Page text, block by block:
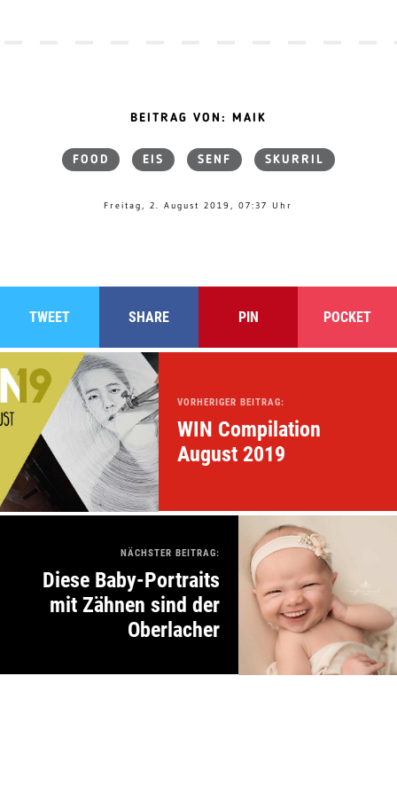
BEITRAG VON: MAIK
FOOD EIS SENF SKURRIL
Freitag, 2. August 2019, 07:37 Uhr
TWEET SHARE PIN POCKET
VORHERIGER BEITRAG:
WIN Compilation
August 2019
NÄCHSTER BEITRAG:
Diese Baby-Portraits
mit Zähnen sind der
Oberlacher